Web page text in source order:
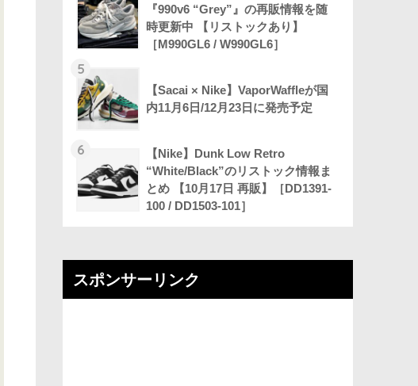
『990v6 “Grey”』の再販情報を随
時更新中 【リストックあり】
［M990GL6 / W990GL6］
5
【Sacai × Nike】VaporWaffleが国
内11月6日/12月23日に発売予定
6
【Nike】Dunk Low Retro
“White/Black”のリストック情報ま
とめ 【10月17日 再販】［DD1391-
100 / DD1503-101］
スポンサーリンク